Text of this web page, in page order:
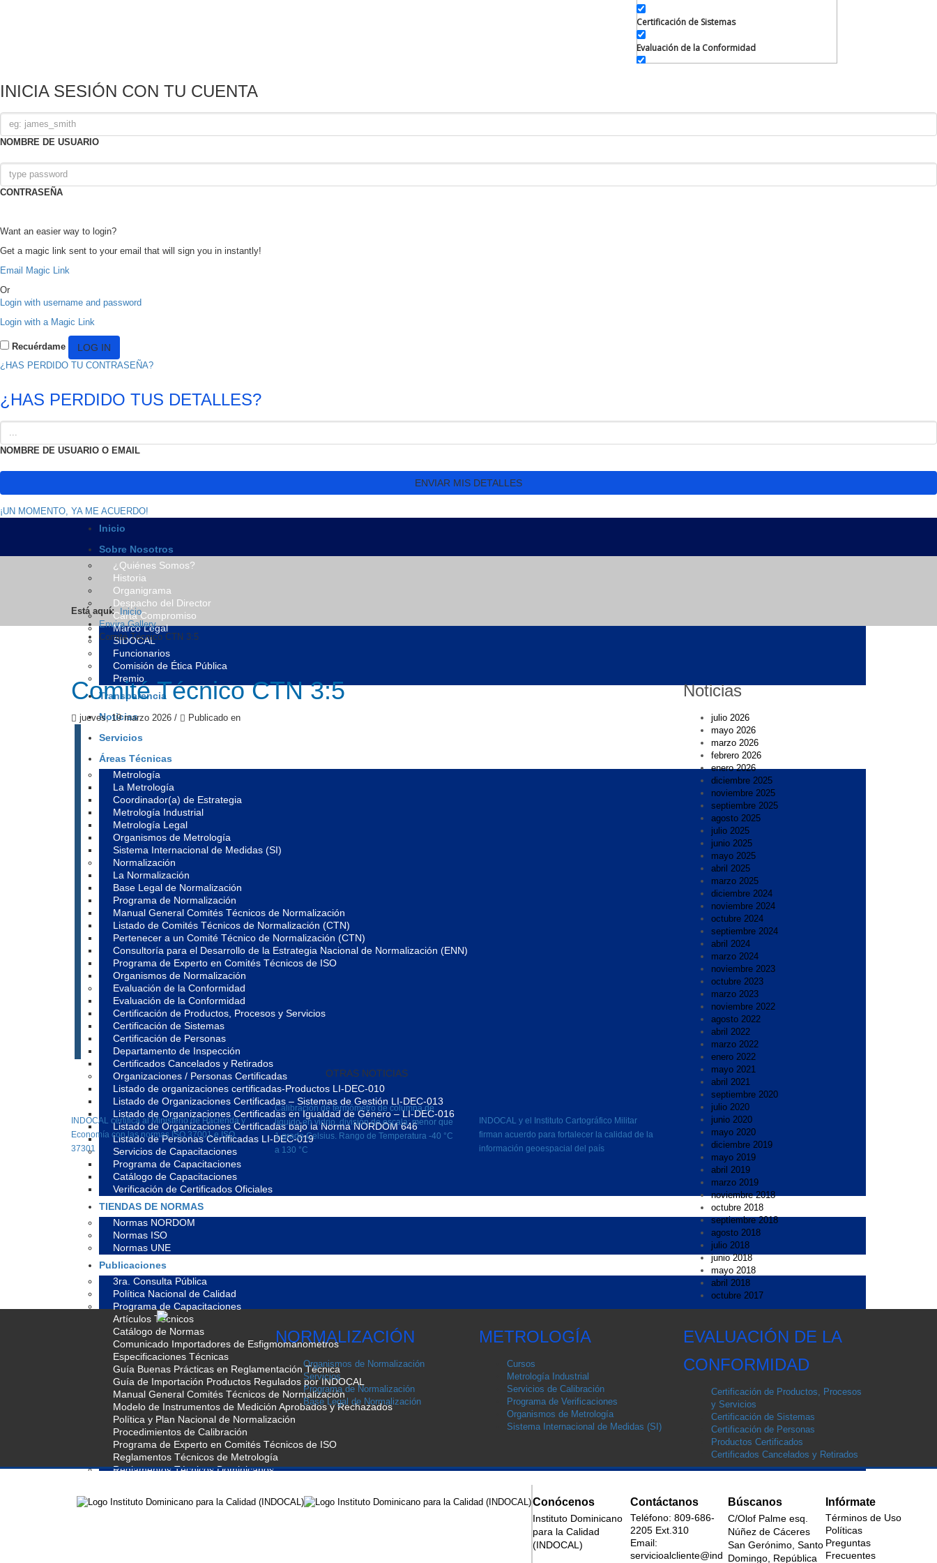
Certificación de Sistemas
Evaluación de la Conformidad
INICIA SESIÓN CON TU CUENTA
NOMBRE DE USUARIO
CONTRASEÑA
Want an easier way to login?
Get a magic link sent to your email that will sign you in instantly!
Email Magic Link
Or
Login with username and password
Login with a Magic Link
Recuérdame
¿HAS PERDIDO TU CONTRASEÑA?
¿HAS PERDIDO TUS DETALLES?
NOMBRE DE USUARIO O EMAIL
¡UN MOMENTO, YA ME ACUERDO!
Inicio
Sobre Nosotros
¿Quiénes Somos?
Historia
Organigrama
Despacho del Director
Carta Compromiso
Marco Legal
SIDOCAL
Funcionarios
Comisión de Ética Pública
Premio
Transparencia
Noticias
Servicios
Áreas Técnicas
Metrología
La Metrología
Coordinador(a) de Estrategia
Metrología Industrial
Metrología Legal
Organismos de Metrología
Sistema Internacional de Medidas (SI)
Normalización
La Normalización
Base Legal de Normalización
Programa de Normalización
Manual General Comités Técnicos de Normalización
Listado de Comités Técnicos de Normalización (CTN)
Pertenecer a un Comité Técnico de Normalización (CTN)
Consultoría para el Desarrollo de la Estrategia Nacional de Normalización (ENN)
Programa de Experto en Comités Técnicos de ISO
Organismos de Normalización
Evaluación de la Conformidad
Evaluación de la Conformidad
Certificación de Productos, Procesos y Servicios
Certificación de Sistemas
Certificación de Personas
Departamento de Inspección
Certificados Cancelados y Retirados
Organizaciones / Personas Certificadas
Listado de organizaciones certificadas-Productos LI-DEC-010
Listado de Organizaciones Certificadas – Sistemas de Gestión LI-DEC-013
Listado de Organizaciones Certificadas en Igualdad de Género – LI-DEC-016
Listado de Organizaciones Certificadas bajo la Norma NORDOM 646
Listado de Personas Certificadas LI-DEC-019
Servicios de Capacitaciones
Programa de Capacitaciones
Catálogo de Capacitaciones
Verificación de Certificados Oficiales
TIENDAS DE NORMAS
Normas NORDOM
Normas ISO
Normas UNE
Publicaciones
3ra. Consulta Pública
Política Nacional de Calidad
Programa de Capacitaciones
Artículos Técnicos
Catálogo de Normas
Comunicado Importadores de Esfigmomanometros
Especificaciones Técnicas
Guía Buenas Prácticas en Reglamentación Técnica
Guía de Importación Productos Regulados por INDOCAL
Manual General Comités Técnicos de Normalización
Modelo de Instrumentos de Medición Aprobados y Rechazados
Política y Plan Nacional de Normalización
Procedimientos de Calibración
Programa de Experto en Comités Técnicos de ISO
Reglamentos Técnicos de Metrología
Reglamentos Técnicos Dominicanos
Premio
Está aquí: Inicio
Envira Gallery
Comité Técnico CTN 3:5
Comité Técnico CTN 3:5
jueves, 19 marzo 2026 / Publicado en
INDOCAL certifica al Ministerio de Hacienda y
Economía con las normas ISO 37001 e ISO
37301
Calibración de termómetro de columna de
líquido en vidrio, división de escala: menor que
1 grado Celsius. Rango de Temperatura -40 °C
a 130 °C
INDOCAL y el Instituto Cartográfico Militar
firman acuerdo para fortalecer la calidad de la
información geoespacial del país
Noticias
julio 2026
mayo 2026
marzo 2026
febrero 2026
enero 2026
diciembre 2025
noviembre 2025
septiembre 2025
agosto 2025
julio 2025
junio 2025
mayo 2025
abril 2025
marzo 2025
diciembre 2024
noviembre 2024
octubre 2024
septiembre 2024
abril 2024
marzo 2024
noviembre 2023
octubre 2023
marzo 2023
noviembre 2022
agosto 2022
abril 2022
marzo 2022
enero 2022
mayo 2021
abril 2021
septiembre 2020
julio 2020
junio 2020
mayo 2020
diciembre 2019
mayo 2019
abril 2019
marzo 2019
noviembre 2018
octubre 2018
septiembre 2018
agosto 2018
julio 2018
junio 2018
mayo 2018
abril 2018
octubre 2017
NORMALIZACIÓN
Organismos de Normalización
Servicios
Programa de Normalización
Base Legal de Normalización
METROLOGÍA
Cursos
Metrología Industrial
Servicios de Calibración
Programa de Verificaciones
Organismos de Metrología
Sistema Internacional de Medidas (SI)
EVALUACIÓN DE LA
CONFORMIDAD
Certificación de Productos, Procesos
y Servicios
Certificación de Sistemas
Certificación de Personas
Productos Certificados
Certificados Cancelados y Retirados
Conócenos
Instituto Dominicano
para la Calidad
(INDOCAL)
Contáctanos
Teléfono: 809-686-
2205 Ext.310
Email:
servicioalcliente@ind
Búscanos
C/Olof Palme esq.
Núñez de Cáceres
San Gerónimo, Santo
Domingo, República
Infórmate
Términos de Uso
Políticas
Preguntas
Frecuentes